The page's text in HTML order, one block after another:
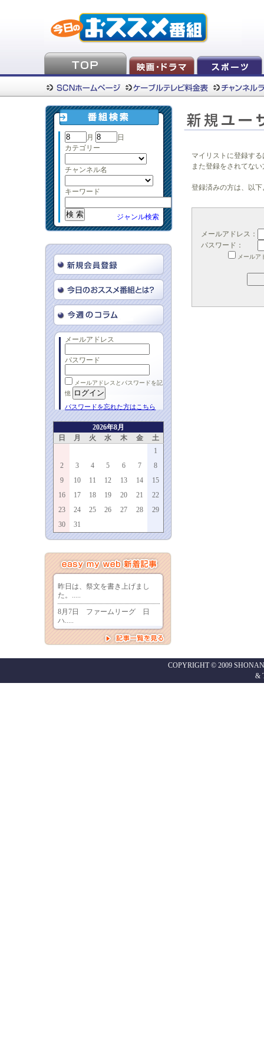
月
日
カテゴリー
チャンネル名
キーワード
ジャンル検索
メールアドレス
パスワード
メールアドレスとパスワードを記
憶
パスワードを忘れた方はこちら
2026年8月
日
月 火 水 木 金
土
1
2
3 4 5 6 7
8
9
10 11 12 13 14
15
16
17 18 19 20 21
22
23
24 25 26 27 28
29
30
31
マイリストに登録す
また登録をされてな
登録済みの方は、以
メールアドレス：
パスワード：
メールア
COPYRIGHT © 2009
&